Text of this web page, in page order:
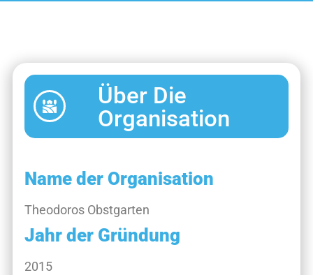
Über Die
Organisation
Name der Organisation
Theodoros Obstgarten
Jahr der Gründung
2015